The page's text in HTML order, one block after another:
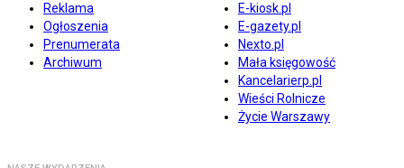
Reklama
Ogłoszenia
Prenumerata
Archiwum
E-kiosk.pl
E-gazety.pl
Nexto.pl
Mała księgowość
Kancelarierp.pl
Wieści Rolnicze
Życie Warszawy